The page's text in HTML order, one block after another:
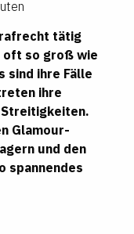
tätig
oft so groß wie
sind ihre Fälle
ihre
Streitigkeiten.
Glamour-
und den
spannendes